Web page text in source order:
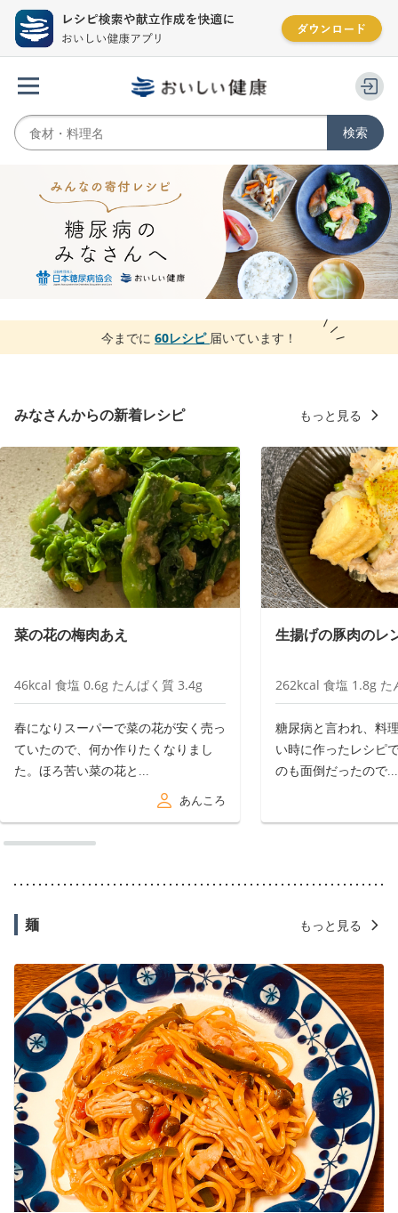
今までに 60レシピ 届いています！
みなさんからの新着レシピ もっと見る
菜の花の梅肉あえ
46kcal 食塩 0.6g たんぱく質 3.4g
春になりスーパーで菜の花が安く売っ
ていたので、何か作りたくなりまし
た。ほろ苦い菜の花と...
あんころ
生揚げの豚肉のレ
262kcal 食塩 1.8g た
糖尿病と言われ、料
い時に作ったレシピ
のも面倒だったので...
麺 もっと見る